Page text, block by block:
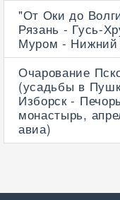
"От Оки до
Рязань - Гусь-
Муром - Нижний
Очарование
(усадьбы в
Изборск -
монастырь,
авиа)